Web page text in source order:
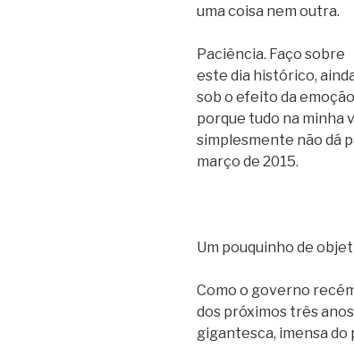
uma coisa nem outra.
Paciência. Faço sobre
este dia histórico,
sob o efeito da
porque tudo na minha
simplesmente não dá
março de 2015.
Um pouquinho de
Como o governo
dos próximos três
gigantesca, imensa do